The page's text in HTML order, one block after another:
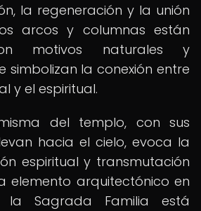
la regeneración y la unión
arcos y columnas están
motivos naturales y
simbolizan la conexión entre
y el espiritual.
del templo, con sus
hacia el cielo, evoca la
espiritual y transmutación
elemento arquitectónico en
Sagrada Familia está